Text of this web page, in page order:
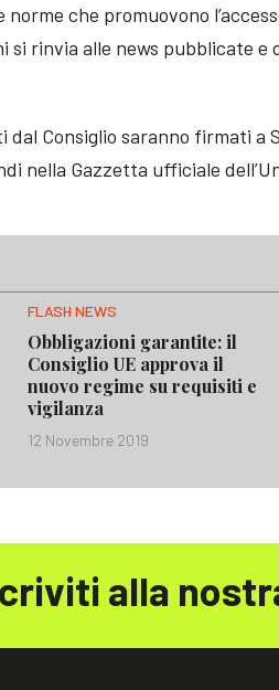
che promuovono
si rinvia alle news pubblicate
Consiglio saranno firmati a
nella Gazzetta ufficiale
FLASH NEWS
Obbligazioni garantite: il
Consiglio UE approva il
nuovo regime su requisiti e
vigilanza
12 Novembre 2019
alla